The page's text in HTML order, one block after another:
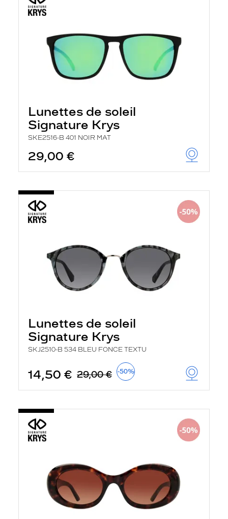
Lunettes de soleil
Signature Krys
SKE2516-B 401 NOIR MAT
29,00 €
Lunettes de soleil
Signature Krys
SKJ2510-B 534 BLEU FONCE TEXTU
14,50 € 29,00 € -50%